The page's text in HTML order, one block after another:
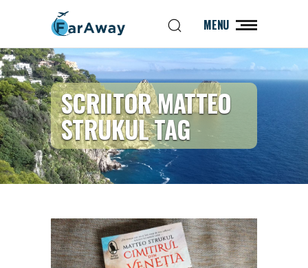
MENU
SCRIITOR MATTEO
STRUKUL TAG